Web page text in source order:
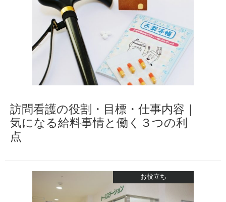
訪問看護の役割・目標・仕事内容｜
気になる給料事情と働く３つの利
点
お役立ち